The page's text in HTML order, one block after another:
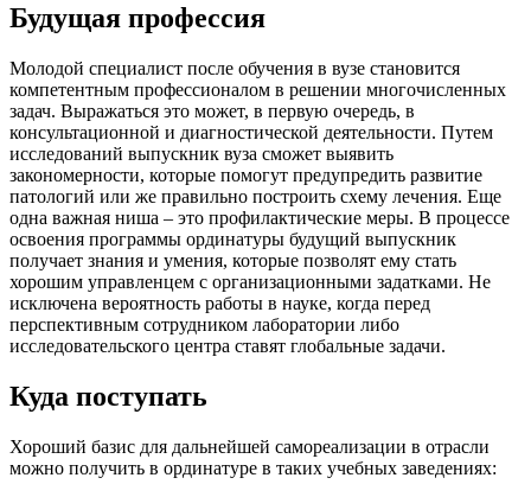
Будущая профессия
Молодой специалист после обучения в вузе становится
компетентным профессионалом в решении многочисленных
задач. Выражаться это может, в первую очередь, в
консультационной и диагностической деятельности. Путем
исследований выпускник вуза сможет выявить
закономерности, которые помогут предупредить развитие
патологий или же правильно построить схему лечения. Еще
одна важная ниша – это профилактические меры. В процессе
освоения программы ординатуры будущий выпускник
получает знания и умения, которые позволят ему стать
хорошим управленцем с организационными задатками. Не
исключена вероятность работы в науке, когда перед
перспективным сотрудником лаборатории либо
исследовательского центра ставят глобальные задачи.
Куда поступать
Хороший базис для дальнейшей самореализации в отрасли
можно получить в ординатуре в таких учебных заведениях: